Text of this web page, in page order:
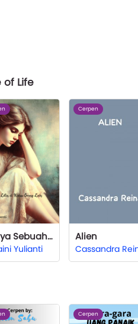
of Life
Hanya Sebuah Lilin di Hidup Orang Lain
Yulianti
Cerpen
Alien
Cassandra
Cerpen